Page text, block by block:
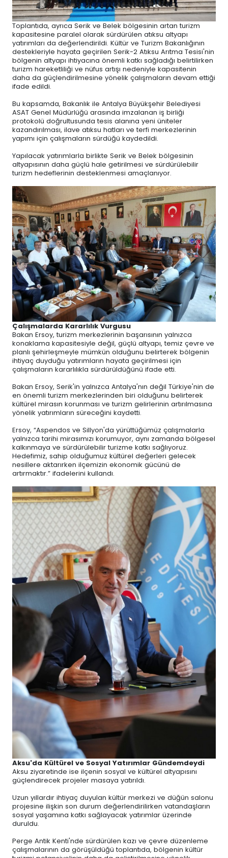
Toplantıda, ayrıca Serik ve Belek bölgesinin artan turizm
kapasitesine paralel olarak sürdürülen atıksu altyapı
yatırımları da değerlendirildi. Kültür ve Turizm Bakanlığının
destekleriyle hayata geçirilen Serik-2 Atıksu Arıtma Tesisi'nin
bölgenin altyapı ihtiyacına önemli katkı sağladığı belirtilirken
turizm hareketliliği ve nüfus artışı nedeniyle kapasitenin
daha da güçlendirilmesine yönelik çalışmaların devam ettiği
ifade edildi.
Bu kapsamda, Bakanlık ile Antalya Büyükşehir Belediyesi
ASAT Genel Müdürlüğü arasında imzalanan iş birliği
protokolü doğrultusunda tesis alanına yeni üniteler
kazandırılması, ilave atıksu hatları ve terfi merkezlerinin
yapımı için çalışmaların sürdüğü kaydedildi.
Yapılacak yatırımlarla birlikte Serik ve Belek bölgesinin
altyapısının daha güçlü hale getirilmesi ve sürdürülebilir
turizm hedeflerinin desteklenmesi amaçlanıyor.
Çalışmalarda Kararlılık Vurgusu
Bakan Ersoy, turizm merkezlerinin başarısının yalnızca
konaklama kapasitesiyle değil, güçlü altyapı, temiz çevre ve
planlı şehirleşmeyle mümkün olduğunu belirterek bölgenin
ihtiyaç duyduğu yatırımların hayata geçirilmesi için
çalışmaların kararlılıkla sürdürüldüğünü ifade etti.
Bakan Ersoy, Serik'in yalnızca Antalya'nın değil Türkiye'nin de
en önemli turizm merkezlerinden biri olduğunu belirterek
kültürel mirasın korunması ve turizm gelirlerinin artırılmasına
yönelik yatırımların süreceğini kaydetti.
Ersoy, “Aspendos ve Sillyon'da yürüttüğümüz çalışmalarla
yalnızca tarihi mirasımızı korumuyor, aynı zamanda bölgesel
kalkınmaya ve sürdürülebilir turizme katkı sağlıyoruz.
Hedefimiz, sahip olduğumuz kültürel değerleri gelecek
nesillere aktarırken ilçemizin ekonomik gücünü de
artırmaktır.” ifadelerini kullandı.
Aksu'da Kültürel ve Sosyal Yatırımlar Gündemdeydi
Aksu ziyaretinde ise ilçenin sosyal ve kültürel altyapısını
güçlendirecek projeler masaya yatırıldı.
Uzun yıllardır ihtiyaç duyulan kültür merkezi ve düğün salonu
projesine ilişkin son durum değerlendirilirken vatandaşların
sosyal yaşamına katkı sağlayacak yatırımlar üzerinde
duruldu.
Perge Antik Kenti'nde sürdürülen kazı ve çevre düzenleme
çalışmalarının da görüşüldüğü toplantıda, bölgenin kültür